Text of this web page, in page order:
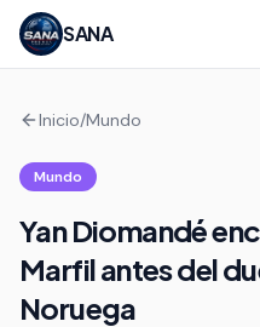
SANA
Inicio/Mundo
Mundo
Yan Diomandé
Marfil antes del
Noruega